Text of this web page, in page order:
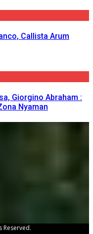
Callista Arum
Giorgino Abraham :
Nyaman
Reserved.